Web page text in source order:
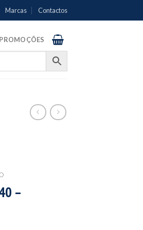
Marcas Contactos
PROMOÇÕES
–